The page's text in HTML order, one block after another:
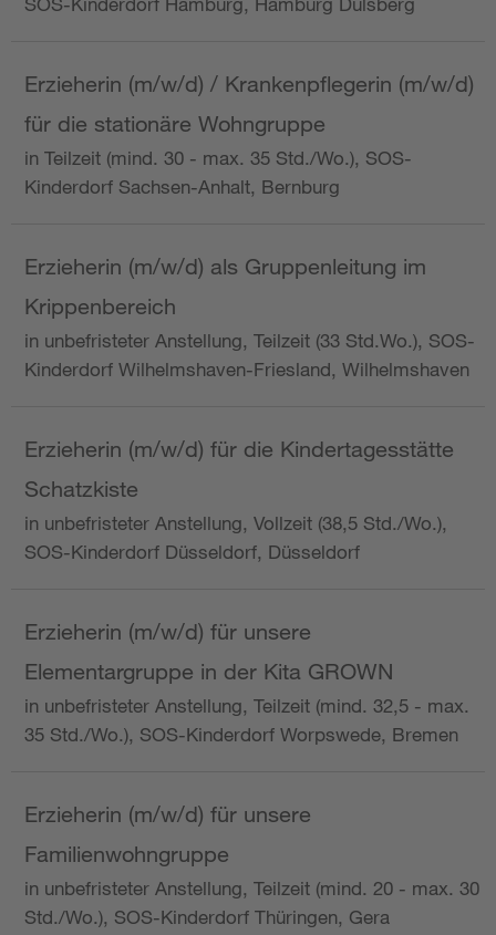
Erzieherin (m/w/d) / Krankenpflegerin (m/w/d)
für die stationäre Wohngruppe
in Teilzeit (mind. 30 - max. 35 Std./Wo.), SOS-
Kinderdorf Sachsen-Anhalt, Bernburg
Erzieherin (m/w/d) als Gruppenleitung im
Krippenbereich
in unbefristeter Anstellung, Teilzeit (33 Std.Wo.), SOS-
Kinderdorf Wilhelmshaven-Friesland, Wilhelmshaven
Erzieherin (m/w/d) für die Kindertagesstätte
Schatzkiste
in unbefristeter Anstellung, Vollzeit (38,5 Std./Wo.),
SOS-Kinderdorf Düsseldorf, Düsseldorf
Erzieherin (m/w/d) für unsere
Elementargruppe in der Kita GROWN
in unbefristeter Anstellung, Teilzeit (mind. 32,5 - max.
35 Std./Wo.), SOS-Kinderdorf Worpswede, Bremen
Erzieherin (m/w/d) für unsere
Familienwohngruppe
in unbefristeter Anstellung, Teilzeit (mind. 20 - max. 30
Std./Wo.), SOS-Kinderdorf Thüringen, Gera